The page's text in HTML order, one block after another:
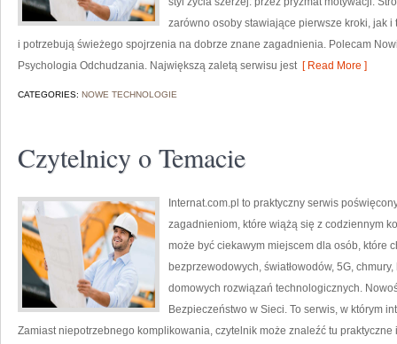
zarówno osoby stawiające pierwsze kroki, jak
i potrzebują świeżego spojrzenia na dobrze znane zagadnienia. Polecam
Psychologia Odchudzania. Największą zaletą serwisu jest[ Read More ]
CATEGORIES: NOWE TECHNOLOGIE
Czytelnicy o Temacie
Internat.com.pl to praktyczny serwis
zagadnieniom, które wiążą się z codziennym
może być ciekawym miejscem dla osób, które
bezprzewodowych, światłowodów, 5G,
domowych rozwiązań technologicznych.
Bezpieczeństwo w Sieci. To serwis, w którym
Zamiast niepotrzebnego komplikowania, czytelnik może znaleźć tu